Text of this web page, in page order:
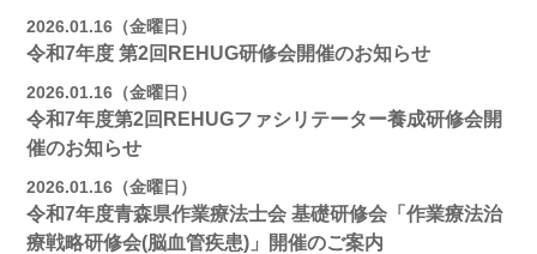
2026.01.16（金曜日）
令和7年度 第2回REHUG研修会開催のお知らせ
2026.01.16（金曜日）
令和7年度第2回REHUGファシリテーター養成研修会開
催のお知らせ
2026.01.16（金曜日）
令和7年度青森県作業療法士会 基礎研修会「作業療法治
療戦略研修会(脳血管疾患)」開催のご案内